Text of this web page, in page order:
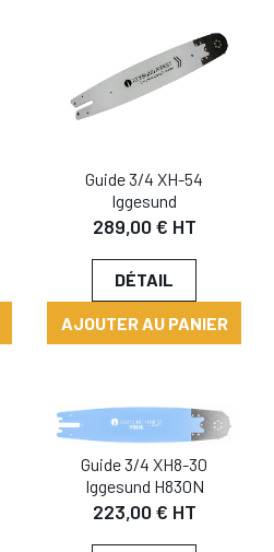
Guide 3/4 XH-54
Iggesund
289,00 € HT
DÉTAIL
AJOUTER AU PANIER
Guide 3/4 XH8-30
Iggesund H830N
223,00 € HT